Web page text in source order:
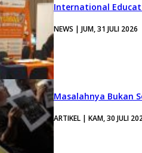
International
NEWS | JUM, 31 JULI 2026
Masalahnya Bukan
ARTIKEL | KAM, 30 JULI